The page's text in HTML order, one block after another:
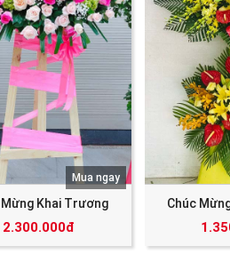
Mừng Khai Trương
2.300.000đ
Mua ngay
Chúc